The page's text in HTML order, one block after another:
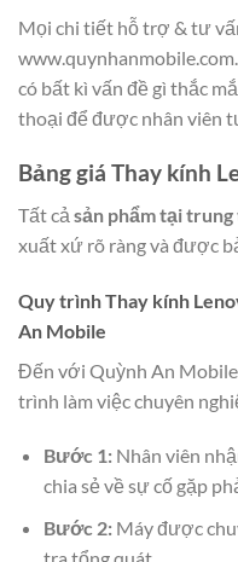
Mọi chi tiết hỗ trợ & tư
có bất kì vấn đề gì thắc
thoại để được nhân viên
Bảng giá Thay kính
Tất cả sản phẩm tại trung
xuất xứ rõ ràng và được
Quy trình Thay kính
An Mobile
Đến với Quỳnh An
trình làm việc chuyên
Bước 1: Nhân viên
chia sẻ về sự cố gặp
Bước 2:Máy được